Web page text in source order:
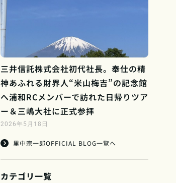
三井信託株式会社初代社長。奉仕の精
神あふれる財界人“米山梅吉”の記念館
へ浦和RCメンバーで訪れた日帰りツア
ー＆三嶋大社に正式参拝
2026年5月18日
里中宗一郎OFFICIAL BLOG一覧へ
カテゴリ一覧